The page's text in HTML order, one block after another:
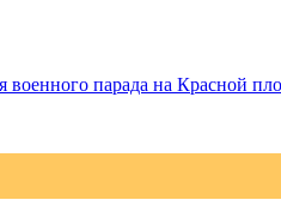
военного парада на Красной